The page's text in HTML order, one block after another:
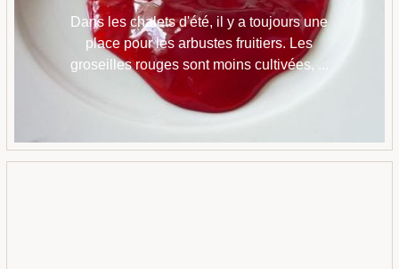
Dans les chalets d'été, il y a toujours une
place pour les arbustes fruitiers. Les
groseilles rouges sont moins cultivées, ...